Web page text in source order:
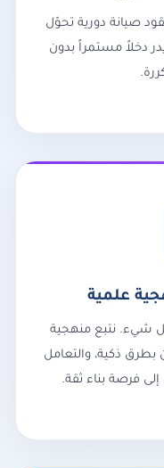
صيانة دورية تحوّل
دخلاً مستمراً بدون
علمية
شيء. نتبع منهجية
بطرق ذكية، والتعامل
فرصة بناء ثقة.